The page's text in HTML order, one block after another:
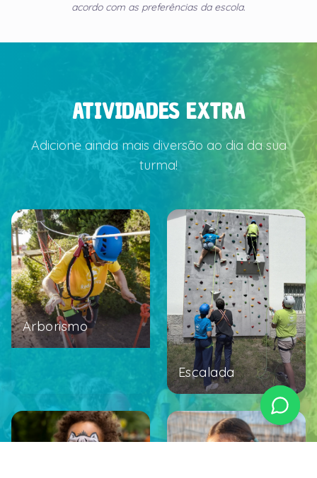
acordo com as preferências da escola.
ATIVIDADES EXTRA
Adicione ainda mais diversão ao dia da sua
turma!
Arborismo
Escalada